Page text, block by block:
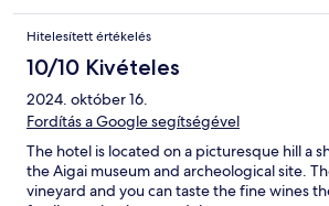
Hitelesített értékelés
10/10 Kivételes
2024. október 16.
Fordítás a Google segítségével
The hotel is located on a picturesque hill a
the Aigai museum and archeological site.
vineyard and you can taste the fine wines